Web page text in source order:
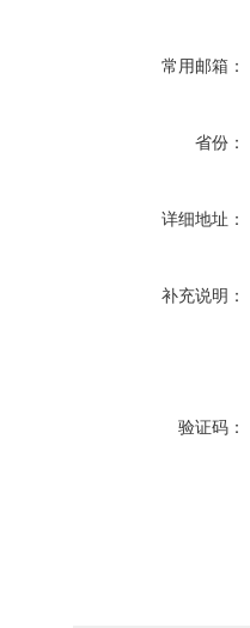
常用邮箱：
省份：
详细地址：
补充说明：
验证码：